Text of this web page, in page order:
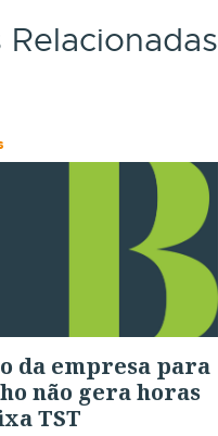
Relacionadas
da empresa para
não gera horas
TST